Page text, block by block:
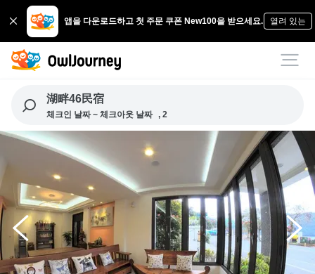
앱을 다운로드하고 첫 주문 쿠폰 New100을 받으세요. 열려 있는
湖畔46民宿
체크인 날짜 ~ 체크아웃 날짜 , 2